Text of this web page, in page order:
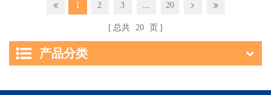
1 2 3 ... 20
总共 20 页
产品分类